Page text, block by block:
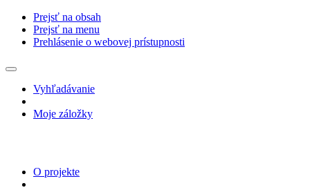
Prejsť na obsah
Prejsť na menu
Prehlásenie o webovej prístupnosti
Vyhľadávanie
Moje záložky
O projekte